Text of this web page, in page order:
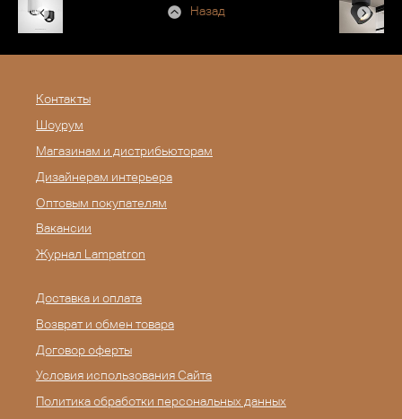
Назад
Контакты
Шоурум
Магазинам и дистрибьюторам
Дизайнерам интерьера
Оптовым покупателям
Вакансии
Журнал Lampatron
Доставка и оплата
Возврат и обмен товара
Договор оферты
Условия использования Сайта
Политика обработки персональных данных